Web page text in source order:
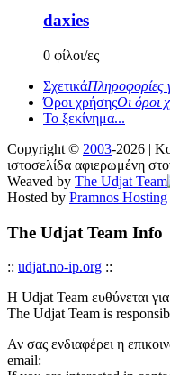
daxies
0 φίλοι/ες
ΣχετικάΠληροφορίες
Όροι χρήσηςΟι όροι
Το ξεκίνημα...
Copyright © 2003-2026 |
ιστοσελίδα αφιερωμένη
Weaved by The Udjat Team
Hosted by Pramnos Hosting
The Udjat Team Info
:: udjat.no-ip.org ::
Η Udjat Team ευθύνεται για
The Udjat Team is
Αν σας ενδιαφέρει η
email: